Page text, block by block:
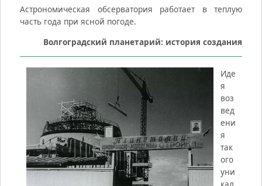
Астрономическая обсерватория работает в теплую
часть года при ясной погоде.
Волгоградский планетарий: история создания
Иде
я
воз
вед
ени
я
так
ого
уни
кал